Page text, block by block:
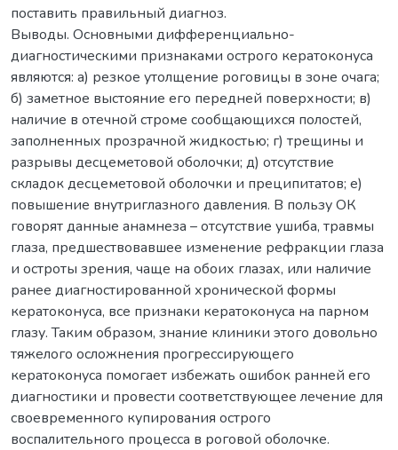
поставить правильный диагноз.
Выводы. Основными дифференциально-
диагностическими признаками острого кератоконуса
являются: а) резкое утолщение роговицы в зоне очага;
б) заметное выстояние его передней поверхности; в)
наличие в отечной строме сообщающихся полостей,
заполненных прозрачной жидкостью; г) трещины и
разрывы десцеметовой оболочки; д) отсутствие
складок десцеметовой оболочки и преципитатов; е)
повышение внутриглазного давления. В пользу ОК
говорят данные анамнеза – отсутствие ушиба, травмы
глаза, предшествовавшее изменение рефракции глаза
и остроты зрения, чаще на обоих глазах, или наличие
ранее диагностированной хронической формы
кератоконуса, все признаки кератоконуса на парном
глазу. Таким образом, знание клиники этого довольно
тяжелого осложнения прогрессирующего
кератоконуса помогает избежать ошибок ранней его
диагностики и провести соответствующее лечение для
своевременного купирования острого
воспалительного процесса в роговой оболочке.